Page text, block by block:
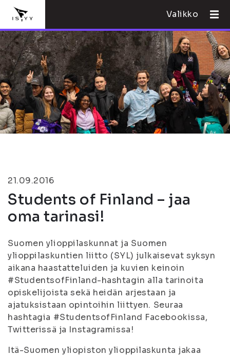
Valikko
21.09.2016
Students of Finland – jaa
oma tarinasi!
Suomen ylioppilaskunnat ja Suomen
ylioppilaskuntien liitto (SYL) julkaisevat syksyn
aikana haastatteluiden ja kuvien keinoin
#StudentsofFinland-hashtagin alla tarinoita
opiskelijoista sekä heidän arjestaan ja
ajatuksistaan opintoihin liittyen. Seuraa
hashtagia #StudentsofFinland Facebookissa,
Twitterissä ja Instagramissa!
Itä-Suomen yliopiston ylioppilaskunta jakaa